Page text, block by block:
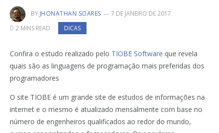
BY JHONATHAN SOARES
7 DE JANEIRO DE 2017
2 MINS READ
DICAS
Confira o estudo realizado pelo TIOBE Software que revela
quais são as linguagens de programação mais preferidas dos
programadores
O site TIOBE é um grande site de estudos de informações na
internet e o mesmo é atualizado mensalmente com base no
número de engenheiros qualificados ao redor do mundo,